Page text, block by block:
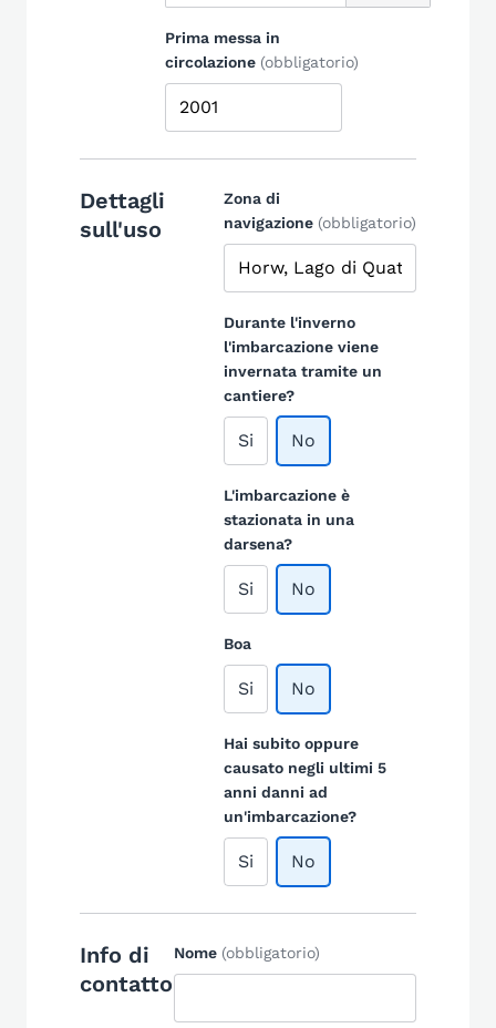
Prima messa in
circolazione (obbligatorio)
Dettagli
sull'uso
Zona di
navigazione (obbligatorio)
Durante l'inverno
l'imbarcazione viene
invernata tramite un
cantiere?
Si No
L'imbarcazione è
stazionata in una
darsena?
Si No
Boa
Si No
Hai subito oppure
causato negli ultimi 5
anni danni ad
un'imbarcazione?
Si No
Info di
contatto
Nome (obbligatorio)